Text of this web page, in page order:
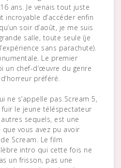
ans. Je venais tout juste
incroyable d’accéder enfin
soir d’août, je me suis
salle, toute seule (je
sans parachute).
Le premier
un chef-d’œuvre du genre
préféré.
ne s’appelle pas Scream 5,
le jeune téléspectateur
sequels, est une
vous avez pu avoir
Scream. Le film
intro qui cette fois ne
un frisson, pas une